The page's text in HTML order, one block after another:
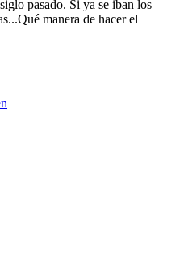
pasado. Si ya se iban los
manera de hacer el